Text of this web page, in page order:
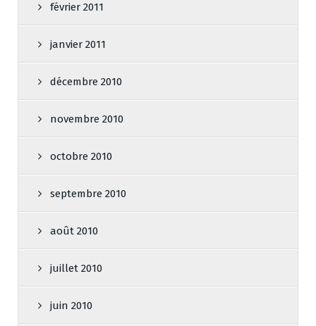
février 2011
janvier 2011
décembre 2010
novembre 2010
octobre 2010
septembre 2010
août 2010
juillet 2010
juin 2010